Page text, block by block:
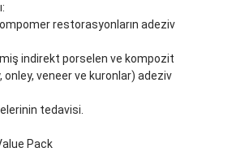
restorasyonların adeziv
indirekt porselen ve kompozit
onley, veneer ve kuronlar) adeziv
tedavisi.
Pack